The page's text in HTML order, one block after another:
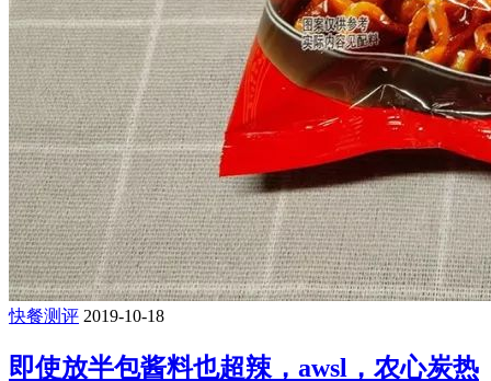
快餐测评 2019-10-18
即使放半包酱料也超辣，awsl，农心炭热